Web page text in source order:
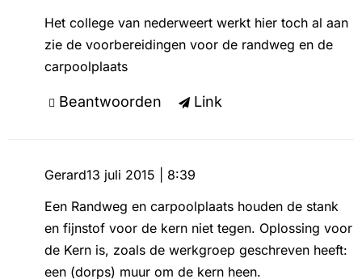
Het college van nederweert werkt hier toch al aan
zie de voorbereidingen voor de randweg en de
carpoolplaats
Beantwoorden Link
Gerard13 juli 2015 | 8:39
Een Randweg en carpoolplaats houden de stank
en fijnstof voor de kern niet tegen. Oplossing voor
de Kern is, zoals de werkgroep geschreven heeft:
een (dorps) muur om de kern heen.